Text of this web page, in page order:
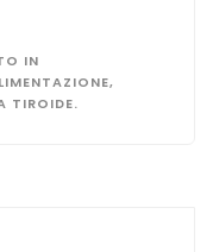
IN
TIROIDE.